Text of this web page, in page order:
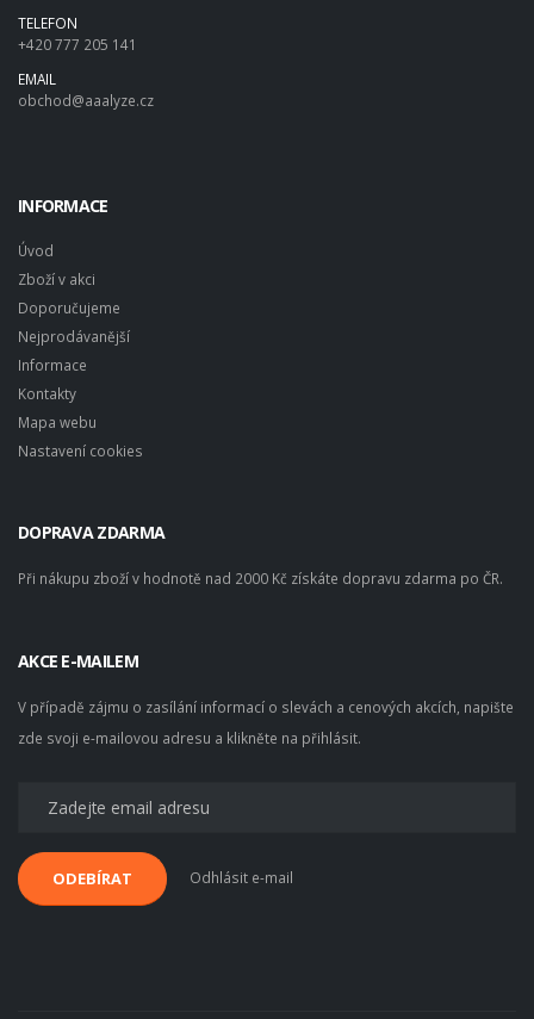
TELEFON
+420 777 205 141
EMAIL
obchod@aaalyze.cz
INFORMACE
Úvod
Zboží v akci
Doporučujeme
Nejprodávanější
Informace
Kontakty
Mapa webu
Nastavení cookies
DOPRAVA ZDARMA
Při nákupu zboží v hodnotě nad 2000 Kč získáte dopravu zdarma po ČR.
AKCE E-MAILEM
V případě zájmu o zasílání informací o slevách a cenových akcích, napište
zde svoji e-mailovou adresu a klikněte na přihlásit.
ODEBÍRAT Odhlásit e-mail